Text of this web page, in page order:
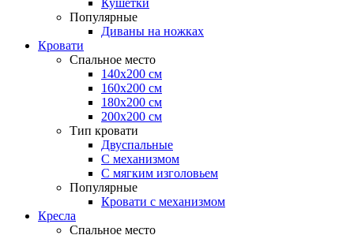
Кушетки
Популярные
Диваны на ножках
Кровати
Спальное место
140х200 см
160х200 см
180х200 см
200х200 см
Тип кровати
Двуспальные
С механизмом
С мягким изголовьем
Популярные
Кровати с механизмом
Кресла
Спальное место